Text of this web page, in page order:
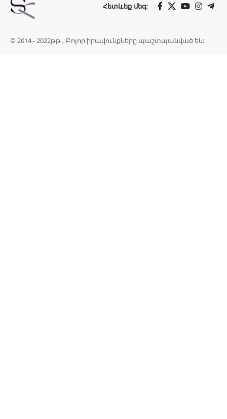
Հետևեք մեզ:
© 2014 - 2022թթ․ Բոլոր իրավունքները պաշտպանված են: